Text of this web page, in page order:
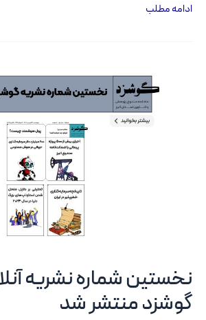
دومین
ادامه مطلب
نخستین شماره نشریه
گوشزد منتشر شد